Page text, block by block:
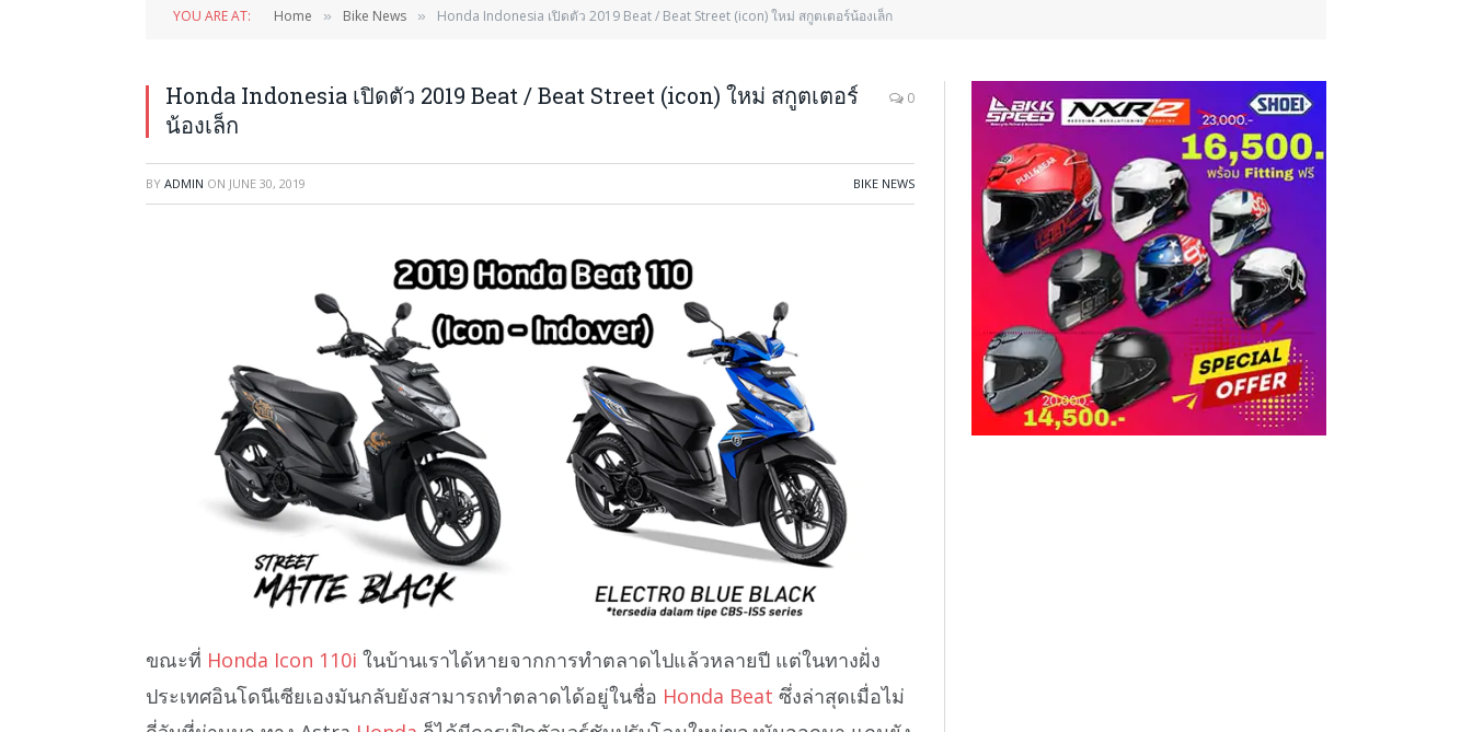
YOU ARE AT: Home » Bike News » Honda Indonesia เปิดตัว 2019 Beat / Beat Street (icon) ใหม่ สกูตเตอร์น้องเล็ก
Honda Indonesia เปิดตัว 2019 Beat / Beat Street (icon) ใหม่ สกูตเตอร์
น้องเล็ก
0
BY ADMIN ON JUNE 30, 2019 BIKE NEWS
ขณะที่ Honda Icon 110i ในบ้านเราได้หายจากการทำตลาดไปแล้วหลายปี แต่ในทางฝั่ง
ประเทศอินโดนีเซียเองมันกลับยังสามารถทำตลาดได้อยู่ในชื่อ Honda Beat ซึ่งล่าสุดเมื่อไม่